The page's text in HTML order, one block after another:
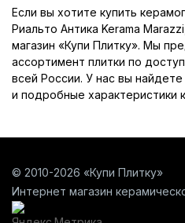
Если вы хотите купить
Риальто Антика Kerama
магазин «Купи Плитку». Мы
ассортимент плитки по
всей России. У нас вы
и подробные характеристики
© 2010-2026 «Купи Плитку»
Интернет магазин